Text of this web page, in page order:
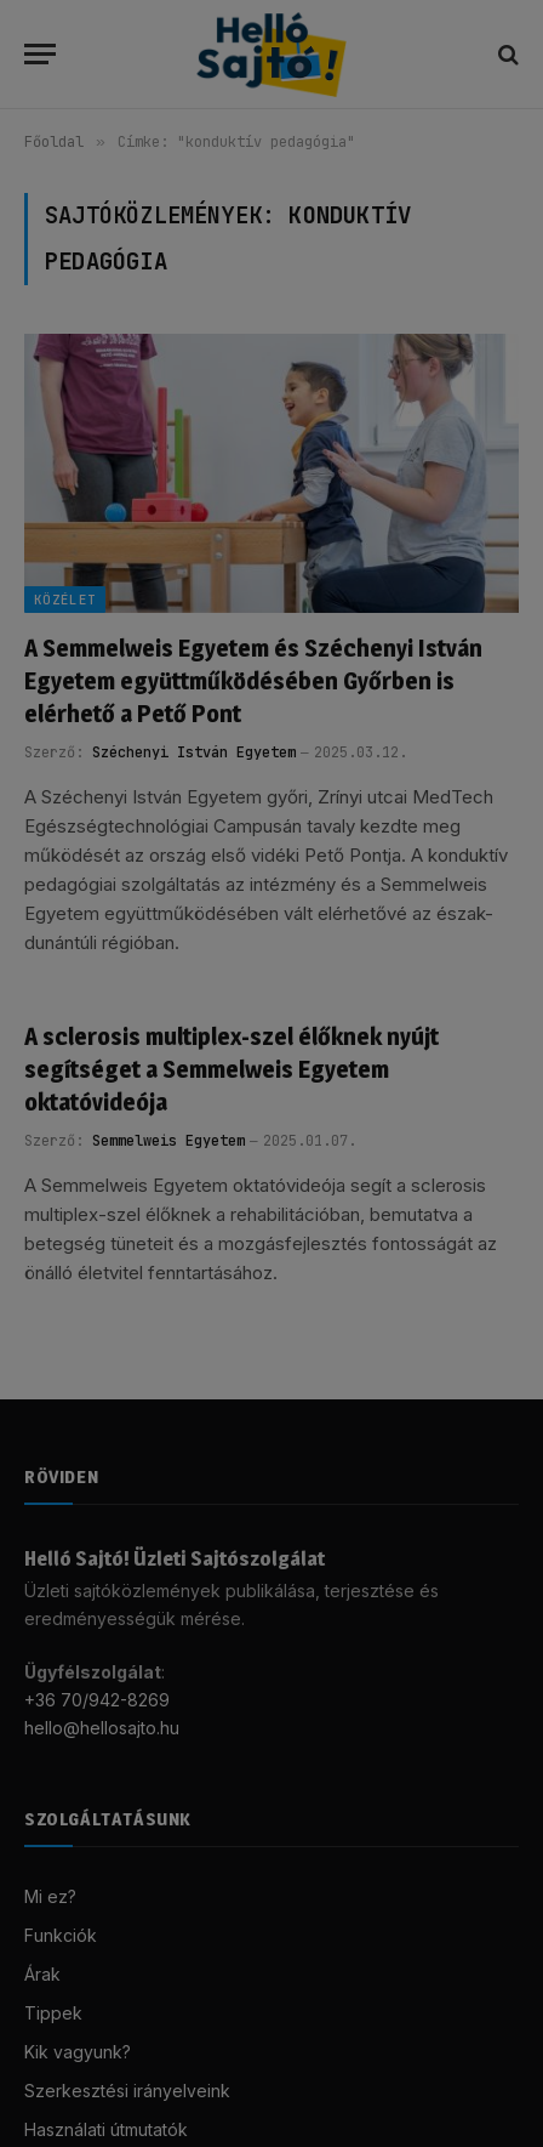
Főoldal » Címke: "konduktív pedagógia"
SAJTÓKÖZLEMÉNYEK: KONDUKTÍV
PEDAGÓGIA
KÖZÉLET
A Semmelweis Egyetem és Széchenyi István
Egyetem együttműködésében Győrben is
elérhető a Pető Pont
Szerző: Széchenyi István Egyetem 2025.03.12.
A Széchenyi István Egyetem győri, Zrínyi utcai MedTech
Egészségtechnológiai Campusán tavaly kezdte meg
működését az ország első vidéki Pető Pontja. A konduktív
pedagógiai szolgáltatás az intézmény és a Semmelweis
Egyetem együttműködésében vált elérhetővé az észak-
dunántúli régióban.
A sclerosis multiplex-szel élőknek nyújt
segítséget a Semmelweis Egyetem
oktatóvideója
Szerző: Semmelweis Egyetem 2025.01.07.
A Semmelweis Egyetem oktatóvideója segít a sclerosis
multiplex-szel élőknek a rehabilitációban, bemutatva a
betegség tüneteit és a mozgásfejlesztés fontosságát az
önálló életvitel fenntartásához.
RÖVIDEN
Helló Sajtó! Üzleti Sajtószolgálat
Üzleti sajtóközlemények publikálása, terjesztése és
eredményességük mérése.
Ügyfélszolgálat:
+36 70/942-8269
hello@hellosajto.hu
SZOLGÁLTATÁSUNK
Mi ez?
Funkciók
Árak
Tippek
Kik vagyunk?
Szerkesztési irányelveink
Használati útmutatók